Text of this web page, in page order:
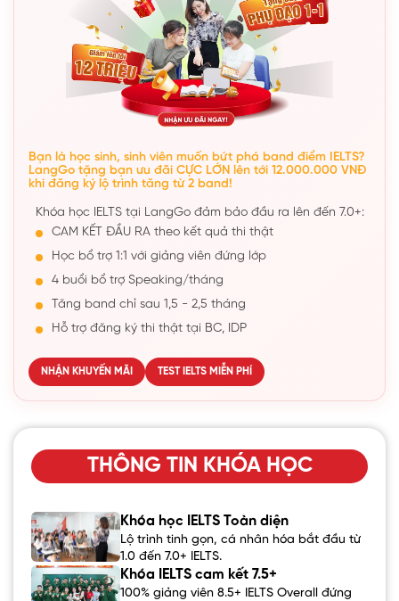
Bạn là học sinh, sinh viên muốn bứt phá band điểm IELTS?
LangGo tặng bạn ưu đãi CỰC LỚN lên tới 12.000.000 VNĐ
khi đăng ký lộ trình tăng từ 2 band!
Khóa học IELTS tại LangGo đảm bảo đầu ra lên đến 7.0+:
CAM KẾT ĐẦU RA theo kết quả thi thật
Học bổ trợ 1:1 với giảng viên đứng lớp
4 buổi bổ trợ Speaking/tháng
Tăng band chỉ sau 1,5 - 2,5 tháng
Hỗ trợ đăng ký thi thật tại BC, IDP
NHẬN KHUYẾN MÃI TEST IELTS MIỄN PHÍ
THÔNG TIN KHÓA HỌC
Khóa học IELTS Toàn diện
Lộ trình tinh gọn, cá nhân hóa bắt đầu từ
1.0 đến 7.0+ IELTS.
Khóa IELTS cam kết 7.5+
100% giảng viên 8.5+ IELTS Overall đứng